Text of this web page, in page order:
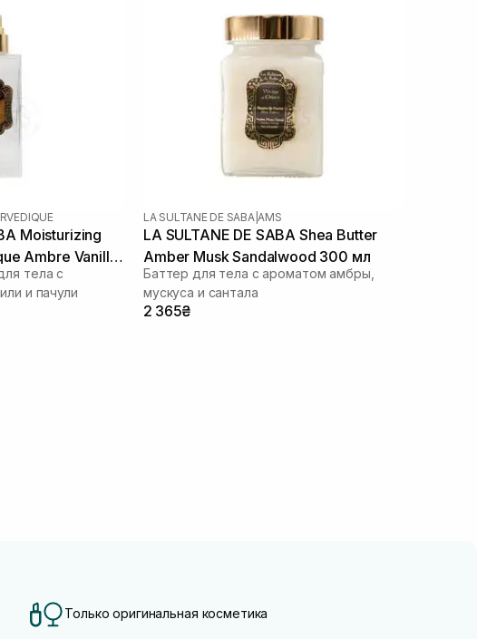
Moisturizing
Ambre Vanille
тела с
и пачули
LA SULTANE DE SABA AMS
LA SULTANE DE SABA Shea Butter
Amber Musk Sandalwood 300 мл
Баттер для тела с ароматом амбры,
мускуса и сантала
2 365₴
Только оригинальная косметика